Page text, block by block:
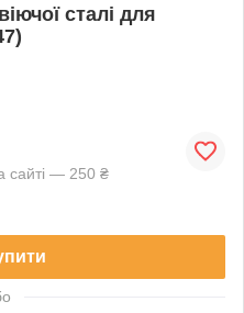
сталі для
сайті — 250 ₴